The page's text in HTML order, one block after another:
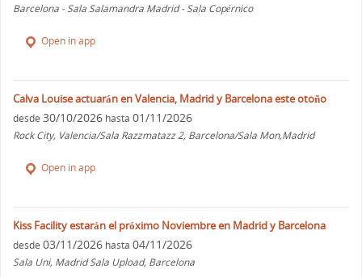
Barcelona - Sala Salamandra Madrid - Sala Copérnico
Open in app
Calva Louise actuarán en Valencia, Madrid y Barcelona este otoño
desde 30/10/2026 hasta 01/11/2026
Rock City, Valencia/Sala Razzmatazz 2, Barcelona/Sala Mon,Madrid
Open in app
Kiss Facility estarán el próximo Noviembre en Madrid y Barcelona
desde 03/11/2026 hasta 04/11/2026
Sala Uni, Madrid Sala Upload, Barcelona